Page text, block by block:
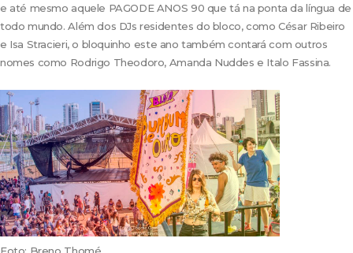
e até mesmo aquele PAGODE ANOS 90 que tá na ponta da língua de
todo mundo. Além dos DJs residentes do bloco, como César Ribeiro
e Isa Stracieri, o bloquinho este ano também contará com outros
nomes como Rodrigo Theodoro, Amanda Nuddes e Italo Fassina.